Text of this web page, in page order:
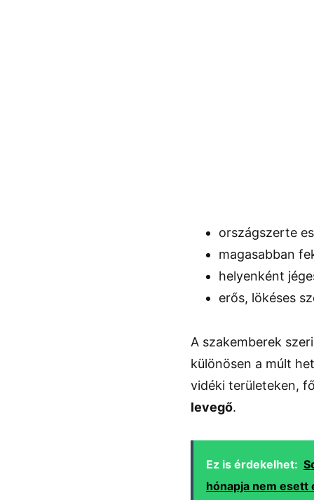
országszerte
magasabban
helyenként
erős, lökéses
A szakemberek
különösen a múlt
vidéki területeken,
levegő.
Ez is érdekelhet:
hónapja nem esett